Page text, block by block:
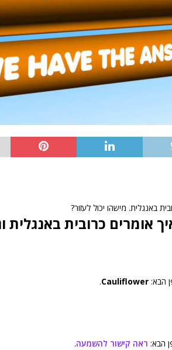
באנגלית. מישהו יכול לעזור?
אומרים כרובית באנגלית
הבא: Cauliflower
.
הבא: ראה קישור להשמעה.